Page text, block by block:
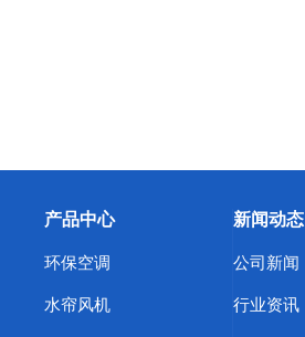
产品中心
环保空调
水帘风机
新闻动态
公司新闻
行业资讯